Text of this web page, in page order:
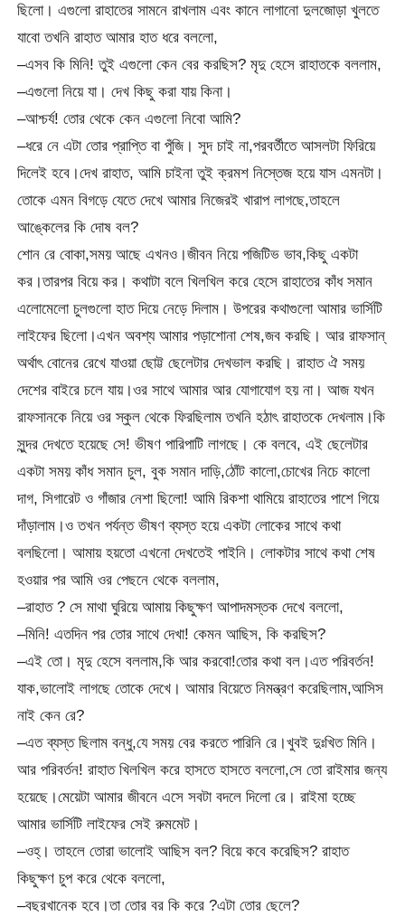
ছিলো। এগুলো রাহাতের সামনে রাখলাম এবং কানে লাগানো দুলজোড়া খুলতে
যাবো তখনি রাহাত আমার হাত ধরে বললো,
–এসব কি মিনি! তুই এগুলো কেন বের করছিস? মৃদু হেসে রাহাতকে বললাম,
–এগুলো নিয়ে যা। দেখ কিছু করা যায় কিনা।
–আশ্চর্য! তোর থেকে কেন এগুলো নিবো আমি?
–ধরে নে এটা তোর প্রাপ্তি বা পুঁজি। সুদ চাই না,পরবর্তীতে আসলটা ফিরিয়ে
দিলেই হবে।দেখ রাহাত, আমি চাইনা তুই ক্রমশ নিস্তেজ হয়ে যাস এমনটা।
তোকে এমন বিগড়ে যেতে দেখে আমার নিজেরই খারাপ লাগছে,তাহলে
আঙ্কেলের কি দোষ বল?
শোন রে বোকা,সময় আছে এখনও।জীবন নিয়ে পজিটিভ ভাব,কিছু একটা
কর।তারপর বিয়ে কর। কথাটা বলে খিলখিল করে হেসে রাহাতের কাঁধ সমান
এলোমেলো চুলগুলো হাত দিয়ে নেড়ে দিলাম। উপরের কথাগুলো আমার ভার্সিটি
লাইফের ছিলো।এখন অবশ্য আমার পড়াশোনা শেষ,জব করছি। আর রাফসান্
অর্থাৎ বোনের রেখে যাওয়া ছোট্ট ছেলেটার দেখভাল করছি। রাহাত ঐ সময়
দেশের বাইরে চলে যায়।ওর সাথে আমার আর যোগাযোগ হয় না। আজ যখন
রাফসানকে নিয়ে ওর স্কুল থেকে ফিরছিলাম তখনি হঠাৎ রাহাতকে দেখলাম।কি
সুন্দর দেখতে হয়েছে সে! ভীষণ পারিপাটি লাগছে। কে বলবে, এই ছেলেটার
একটা সময় কাঁধ সমান চুল, বুক সমান দাড়ি,ঠোঁট কালো,চোখের নিচে কালো
দাগ, সিগারেট ও গাঁজার নেশা ছিলো! আমি রিকশা থামিয়ে রাহাতের পাশে গিয়ে
দাঁড়ালাম।ও তখন পর্যন্ত ভীষণ ব্যস্ত হয়ে একটা লোকের সাথে কথা
বলছিলো। আমায় হয়তো এখনো দেখতেই পাইনি। লোকটার সাথে কথা শেষ
হওয়ার পর আমি ওর পেছনে থেকে বললাম,
–রাহাত ? সে মাথা ঘুরিয়ে আমায় কিছুক্ষণ আপাদমস্তক দেখে বললো,
–মিনি! এতদিন পর তোর সাথে দেখা! কেমন আছিস, কি করছিস?
–এই তো। মৃদু হেসে বললাম,কি আর করবো!তোর কথা বল।এত পরিবর্তন!
যাক,ভালোই লাগছে তোকে দেখে। আমার বিয়েতে নিমন্ত্রণ করেছিলাম,আসিস
নাই কেন রে?
–এত ব্যস্ত ছিলাম বন্ধু,যে সময় বের করতে পারিনি রে।খুবই দুঃখিত মিনি।
আর পরিবর্তন! রাহাত খিলখিল করে হাসতে হাসতে বললো,সে তো রাইমার জন্য
হয়েছে।মেয়েটা আমার জীবনে এসে সবটা বদলে দিলো রে। রাইমা হচ্ছে
আমার ভার্সিটি লাইফের সেই রুমমেট।
–ওহ্। তাহলে তোরা ভালোই আছিস বল? বিয়ে কবে করেছিস? রাহাত
কিছুক্ষণ চুপ করে থেকে বললো,
–বছরখানেক হবে।তা তোর বর কি করে ?এটা তোর ছেলে?